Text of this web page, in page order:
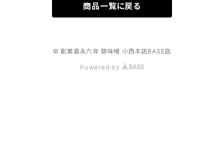
商品一覧に戻る
© 創業嘉永六年 錦味噌 小西本店BASE店
Powered by